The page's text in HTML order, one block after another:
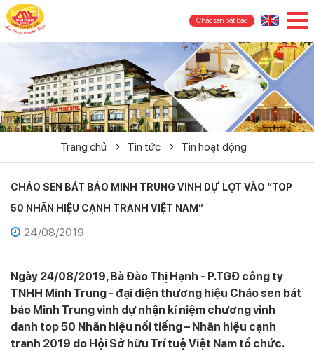
Cháo sen bát bảo
Trang chủ Tin tức Tin hoạt động
CHÁO SEN BÁT BẢO MINH TRUNG VINH DỰ LỌT VÀO “TOP
50 NHÃN HIỆU CẠNH TRANH VIỆT NAM”
24/08/2019
Ngày 24/08/2019, Bà Đào Thị Hạnh - P.TGĐ công ty
TNHH Minh Trung - đại diện thương hiệu Cháo sen bát
bảo Minh Trung vinh dự nhận kỉ niệm chương vinh
danh top 50 Nhãn hiệu nổi tiếng – Nhãn hiệu cạnh
tranh 2019 do Hội Sở hữu Trí tuệ Việt Nam tổ chức.